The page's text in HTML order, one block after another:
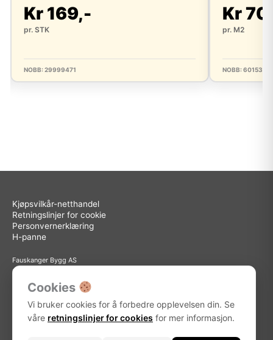
Kr 169,-
pr. STK
NOBB: 29999471
Kr
pr. M2
NOBB:
Kjøpsvilkår-netthandel
Retningslinjer for cookie
Personvernerklæring
H-panne
Fauskanger Bygg AS
Org.nr: 936 558 585
Sted: Askøy
Adresse: Storebotn 15, 5309 Kleppestø
Telefon: 56 15 15 30
E-post: info@fauskanger.byggern.no
Cookies
Vi bruker cookies for å forbedre opplevelsen din. Se
våre retningslinjer for cookies for mer informasjon.